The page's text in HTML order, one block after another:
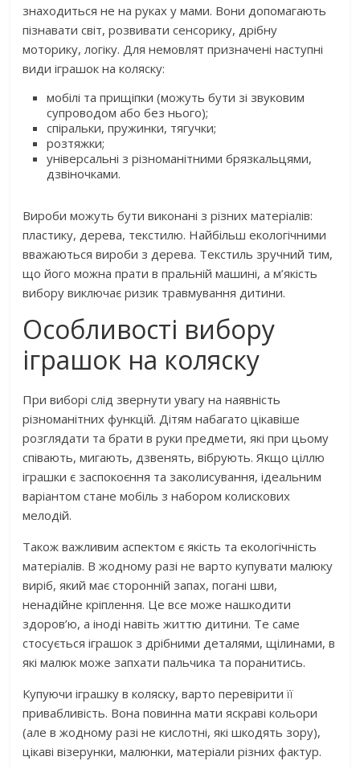
знаходиться не на руках у мами. Вони допомагають
пізнавати світ, розвивати сенсорику, дрібну
моторику, логіку. Для немовлят призначені наступні
види іграшок на коляску:
мобілі та прищіпки (можуть бути зі звуковим
супроводом або без нього);
спіральки, пружинки, тягучки;
розтяжки;
універсальні з різноманітними брязкальцями,
дзвіночками.
Вироби можуть бути виконані з різних матеріалів:
пластику, дерева, текстилю. Найбільш екологічними
вважаються вироби з дерева. Текстиль зручний тим,
що його можна прати в пральній машині, а м’якість
вибору виключає ризик травмування дитини.
Особливості вибору
іграшок на коляску
При виборі слід звернути увагу на наявність
різноманітних функцій. Дітям набагато цікавіше
розглядати та брати в руки предмети, які при цьому
співають, мигають, дзвенять, вібрують. Якщо ціллю
іграшки є заспокоєння та заколисування, ідеальним
варіантом стане мобіль з набором колискових
мелодій.
Також важливим аспектом є якість та екологічність
матеріалів. В жодному разі не варто купувати малюку
виріб, який має сторонній запах, погані шви,
ненадійне кріплення. Це все може нашкодити
здоров’ю, а іноді навіть життю дитини. Те саме
стосується іграшок з дрібними деталями, щілинами, в
які малюк може запхати пальчика та поранитись.
Купуючи іграшку в коляску, варто перевірити її
привабливість. Вона повинна мати яскраві кольори
(але в жодному разі не кислотні, які шкодять зору),
цікаві візерунки, малюнки, матеріали різних фактур.